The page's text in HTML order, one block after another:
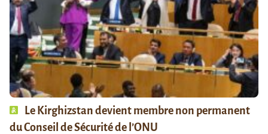
Le Kirghizstan devient membre non permanent
du Conseil de Sécurité de l’ONU